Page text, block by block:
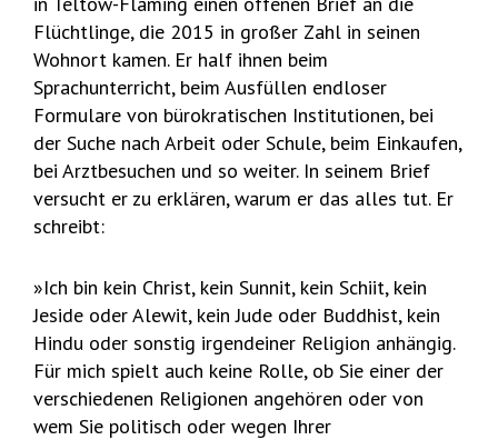
Flüchtlinge, die 2015 in großer Zahl in seinen
Wohnort kamen. Er half ihnen beim
Sprachunterricht, beim Ausfüllen endloser
Formulare von bürokratischen Institutionen, bei
der Suche nach Arbeit oder Schule, beim Einkaufen,
bei Arztbesuchen und so weiter. In seinem Brief
versucht er zu erklären, warum er das alles tut. Er
schreibt:
»Ich bin kein Christ, kein Sunnit, kein Schiit, kein
Jeside oder Alewit, kein Jude oder Buddhist, kein
Hindu oder sonstig irgendeiner Religion anhängig.
Für mich spielt auch keine Rolle, ob Sie einer der
verschiedenen Religionen angehören oder von
wem Sie politisch oder wegen Ihrer